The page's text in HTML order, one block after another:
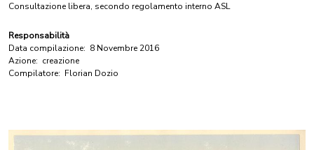
Consultazione libera, secondo regolamento interno ASL
Responsabilità
Data compilazione: 8 Novembre 2016
Azione: creazione
Compilatore: Florian Dozio